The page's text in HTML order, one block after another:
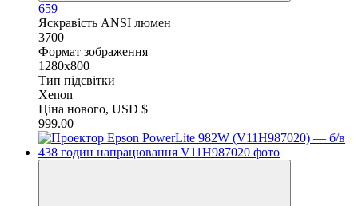
659
Яскравість ANSI люмен
3700
Формат зображення
1280x800
Тип підсвітки
Xenon
Ціна нового, USD $
999.00